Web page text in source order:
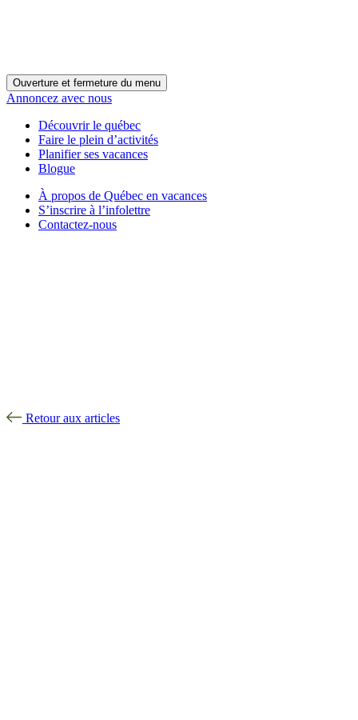
Ouverture et fermeture du menu
Annoncez avec nous
Découvrir le québec
Faire le plein d’activités
Planifier ses vacances
Blogue
À propos de Québec en vacances
S’inscrire à l’infolettre
Contactez-nous
Retour aux articles